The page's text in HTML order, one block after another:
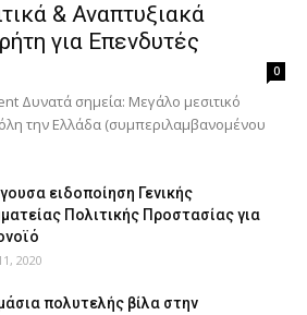
& Αναπτυξιακά
για Επενδυτές
0
Δυνατά σημεία: Μεγάλο μεσιτικό
την Ελλάδα (συμπεριλαμβανομένου
ειδοποίηση Γενικής
Πολιτικής Προστασίας για
2020
πολυτελής βίλα στην